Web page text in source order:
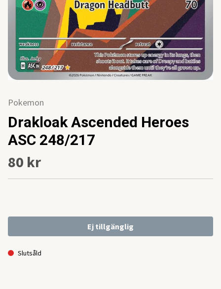
Pokemon
Drakloak Ascended Heroes
ASC 248/217
80 kr
Ej tillgänglig
Slutsåld